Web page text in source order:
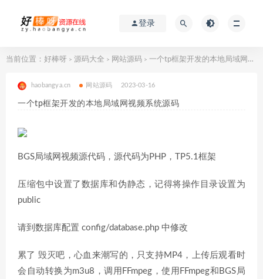
登录
当前位置： 好棒呀 > 源码大全 > 网站源码 > 一个tp框架开发的本地局域网视频系统源码
haobangya.cn 网站源码 2023-03-16
一个tp框架开发的本地局域网视频系统源码
BGS局域网视频源代码，源代码为PHP，TP5.1框架
压缩包中设置了数据库和伪静态，记得将操作目录设置为
public
请到数据库配置 config/database.php 中修改
累了 毁灭吧，心血来潮写的，只支持MP4，上传后观看时
会自动转换为m3u8，调用FFmpeg，使用FFmpeg和BGS局